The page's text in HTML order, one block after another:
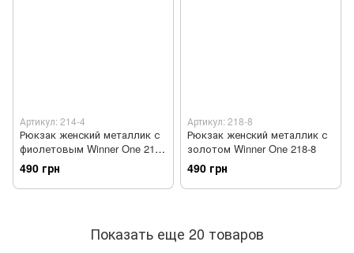
Артикул: 214-4
Рюкзак женский металлик с
фиолетовым Winner One 214-
4
490 грн
Артикул: 218-8
Рюкзак женский металлик с
золотом Winner One 218-8
490 грн
Показать еще 20 товаров